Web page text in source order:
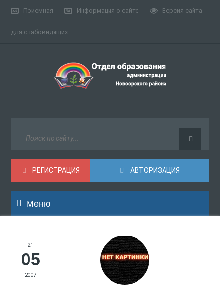
Приемная Информация о сайте Версия сайта
для слабовидящих
АВТОРИЗАЦИЯ
РЕГИСТРАЦИЯ
Меню
21
05
2007